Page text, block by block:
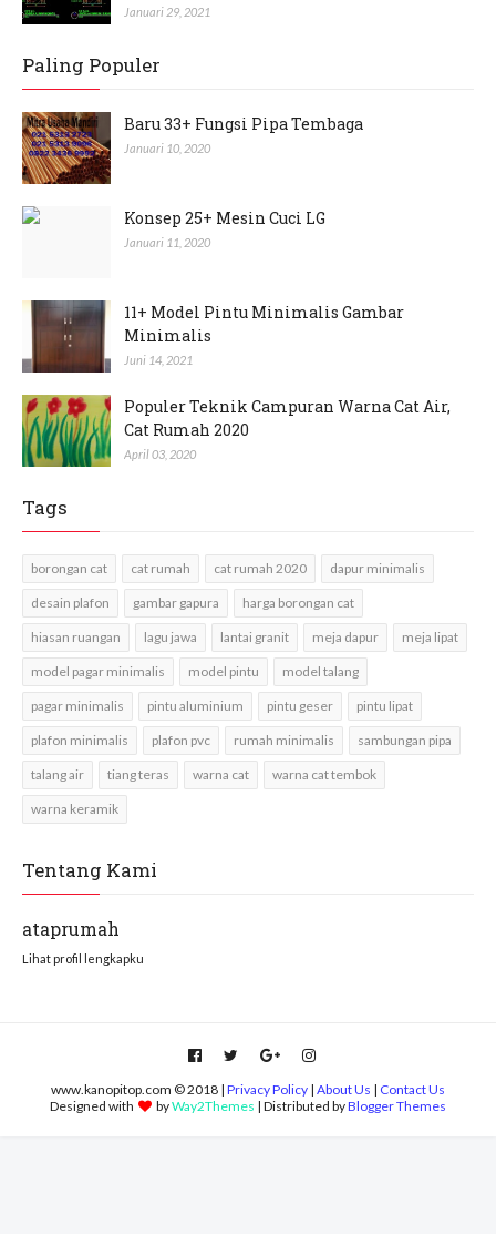
Januari 29, 2021
Paling Populer
Baru 33+ Fungsi Pipa Tembaga
Januari 10, 2020
Konsep 25+ Mesin Cuci LG
Januari 11, 2020
11+ Model Pintu Minimalis Gambar
Minimalis
Juni 14, 2021
Populer Teknik Campuran Warna Cat Air,
Cat Rumah 2020
April 03, 2020
Tags
borongan cat cat rumah cat rumah 2020 dapur minimalis
desain plafon gambar gapura harga borongan cat
hiasan ruangan lagu jawa lantai granit meja dapur meja lipat
model pagar minimalis model pintu model talang
pagar minimalis pintu aluminium pintu geser pintu lipat
plafon minimalis plafon pvc rumah minimalis sambungan pipa
talang air tiang teras warna cat warna cat tembok
warna keramik
Tentang Kami
ataprumah
Lihat profil lengkapku
www.kanopitop.com © 2018 | Privacy Policy | About Us | Contact Us
Designed with
byWay2Themes | Distributed byBlogger Themes